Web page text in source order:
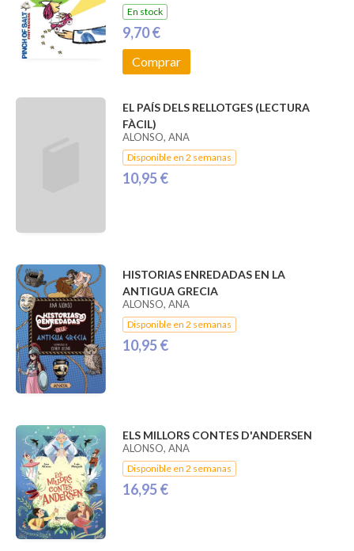
En stock
9,70 €
Comprar
EL PAÍS DELS RELLOTGES (LECTURA
FÀCIL)
ALONSO, ANA
Disponible en 2 semanas
10,95 €
HISTORIAS ENREDADAS EN LA
ANTIGUA GRECIA
ALONSO, ANA
Disponible en 2 semanas
10,95 €
ELS MILLORS CONTES D'ANDERSEN
ALONSO, ANA
Disponible en 2 semanas
16,95 €